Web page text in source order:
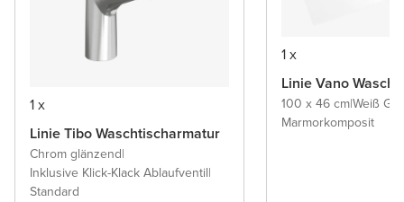
1 x
Linie Tibo Waschtischarmatur
Chrom glänzend|
Inklusive Klick-Klack Ablaufventil|
Standard
1 x
Linie Vano
100 x 46 cm|Weiß
Marmorkomposit